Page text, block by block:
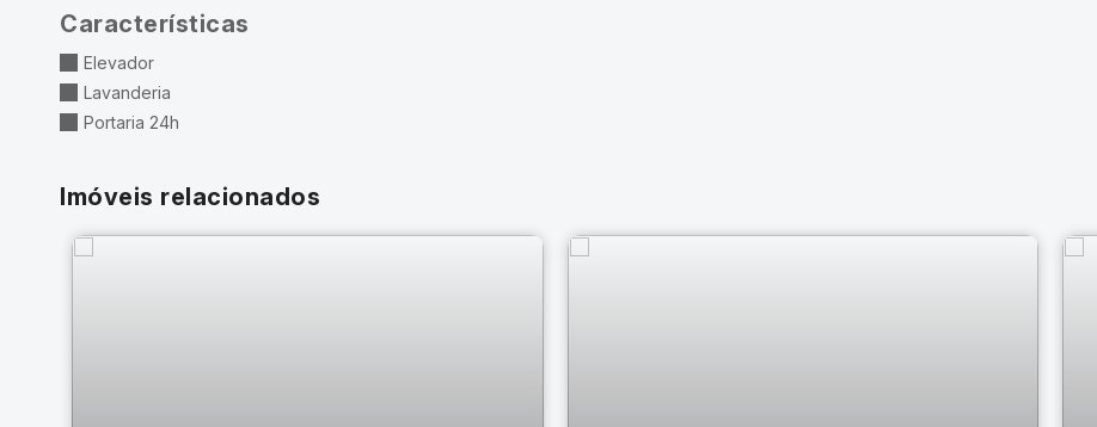
Características
Elevador
Lavanderia
Portaria 24h
Imóveis relacionados